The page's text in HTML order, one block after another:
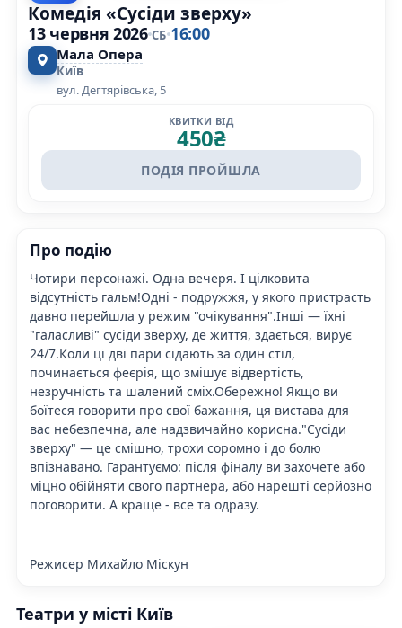
Комедія «Сусіди зверху»
13 червня 2026 СБ 16:00
Мала Опера
Київ
вул. Дегтярівська, 5
КВИТКИ ВІД
450₴
ПОДІЯ ПРОЙШЛА
Про подію
Чотири персонажі. Одна вечеря. І цілковита
відсутність гальм!Одні - подружжя, у якого пристрасть
давно перейшла у режим "очікування".Інші — їхні
"галасливі" сусіди зверху, де життя, здається, вирує
24/7.Коли ці дві пари сідають за один стіл,
починається феєрія, що змішує відвертість,
незручність та шалений сміх.Обережно! Якщо ви
боїтеся говорити про свої бажання, ця вистава для
вас небезпечна, але надзвичайно корисна."Сусіди
зверху" — це смішно, трохи соромно і до болю
впізнавано. Гарантуємо: після фіналу ви захочете або
міцно обійняти свого партнера, або нарешті серйозно
поговорити. А краще - все та одразу.
Режисер Михайло Міскун
Театри у місті Київ